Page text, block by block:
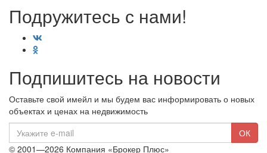
Подружитесь с нами!
Подпишитесь на новости
Оставьте свой имейл и мы будем вас информировать о новых
объектах и ценах на недвижимость
mail
ОК
© 2001—2026 Компания «Брокер Плюс»